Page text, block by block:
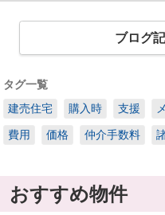
ブログ
タグ一覧
建売住宅
購入時 支援
費用 価格 仲介手数料
おすすめ物件